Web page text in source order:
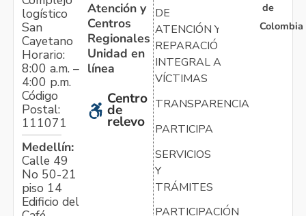
logístico
San
Cayetano
Horario:
8:00 a.m. –
4:00 p.m.
Código
Postal:
111071
Medellín:
Calle 49
No 50-21
piso 14
Edificio del
Atención y
Centros
Regionales
Unidad en
línea
Centro
de
relevo
DE
ATENCIÓN Y
REPARACIÓN
INTEGRAL A
VÍCTIMAS
TRANSPARENCIA
PARTICIPA
SERVICIOS
Y
TRÁMITES
PARTICIPACIÓN
de
Colombia